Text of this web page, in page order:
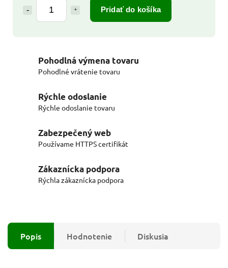
Pridať do košíka
Pohodlná výmena tovaru
Pohodlné vrátenie tovaru
Rýchle odoslanie
Rýchle odoslanie tovaru
Zabezpečený web
Používame HTTPS certifikát
Zákaznícka podpora
Rýchla zákaznícka podpora
Popis Hodnotenie Diskusia